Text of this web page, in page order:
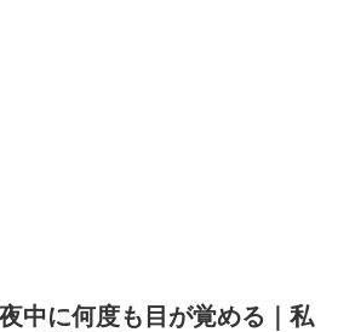
中に何度も目が覚める｜私